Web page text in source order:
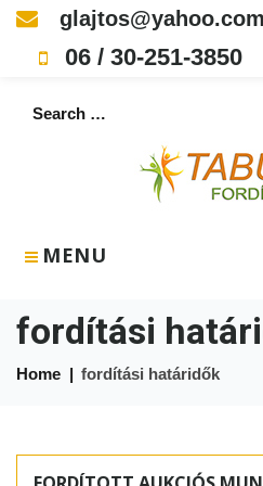
Skip
content
glajtos@yahoo.com
06 / 30-251-3850
MENU
Search
fordítási
Home | fordítási határidők
fordítási